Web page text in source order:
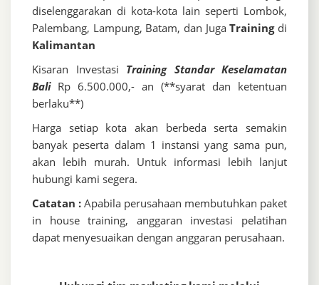
diselenggarakan di kota-kota lain seperti Lombok,
Palembang, Lampung, Batam, dan JugaTrainingdi
Kalimantan
Kisaran Investasi Training Standar Keselamatan
Bali Rp 6.500.000,- an (**syarat dan ketentuan
berlaku**)
Harga setiap kota akan berbeda serta semakin
banyak peserta dalam 1 instansi yang sama pun,
akan lebih murah. Untuk informasi lebih lanjut
hubungi kami segera.
Catatan : Apabila perusahaan membutuhkan paket
in house training, anggaran investasi pelatihan
dapat menyesuaikan dengan anggaran perusahaan.